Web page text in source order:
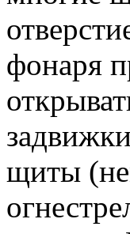
фонаря
щиты